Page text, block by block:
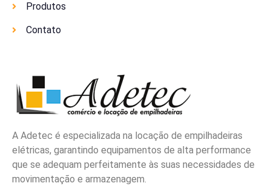
A Adetec é especializada na locação de empilhadeiras
elétricas, garantindo equipamentos de alta performance
que se adequam perfeitamente às suas necessidades de
movimentação e armazenagem.
Produtos
Contato